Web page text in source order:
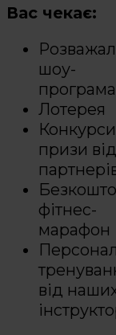
Вас чекає:
шоу-
програма
Лотерея
Конкурси
призи від
фітнес-
марафон
від